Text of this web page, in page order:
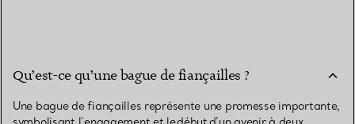
Qu’est-ce qu’une bague de fiançailles ?
Une bague de fiançailles représente une promesse importante,